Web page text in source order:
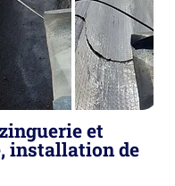
et
installation de